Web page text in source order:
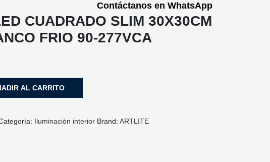
Contáctanos en WhatsApp
CUADRADO SLIM 30X30CM
FRIO 90-277VCA
AL CARRITO
Iluminaciòn interior Brand:ARTLITE